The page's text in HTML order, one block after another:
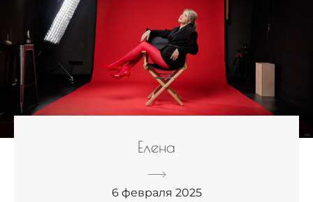
Елена
6 февраля 2025